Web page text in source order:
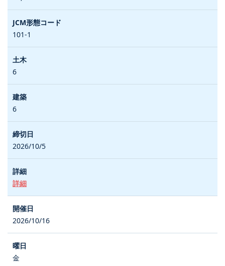
101-1
6
6
2026/10/5
詳細
2026/10/16
金